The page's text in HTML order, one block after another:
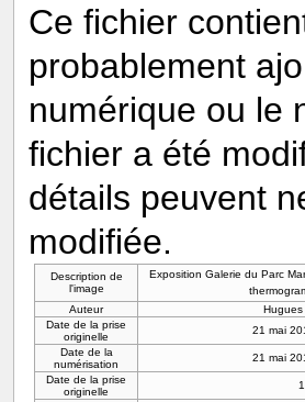
Ce fichier
probablement
numérique ou le
fichier a été
détails peuvent
modifiée.
Description de
l'image
Exposition Galerie du Parc
Auteur
Hugues
Date de la prise
originelle
21 mai
Date de la
numérisation
21 mai
Date de la prise
originelle